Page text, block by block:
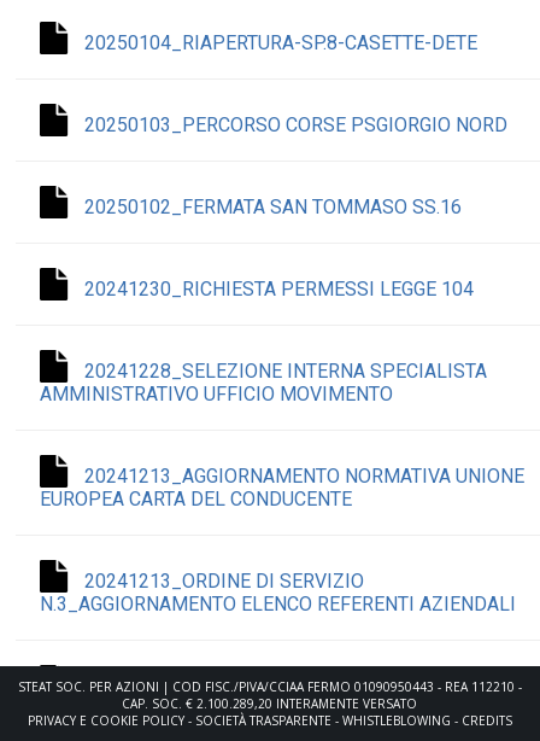
20250104_RIAPERTURA-SP.8-CASETTE-DETE
20250103_PERCORSO CORSE PSGIORGIO NORD
20250102_FERMATA SAN TOMMASO SS.16
20241230_RICHIESTA PERMESSI LEGGE 104
20241228_SELEZIONE INTERNA SPECIALISTA
AMMINISTRATIVO UFFICIO MOVIMENTO
20241213_AGGIORNAMENTO NORMATIVA UNIONE
EUROPEA CARTA DEL CONDUCENTE
20241213_ORDINE DI SERVIZIO
N.3_AGGIORNAMENTO ELENCO REFERENTI AZIENDALI
20241212_DISPONIBILITÀ SERVIZI NOLEGGIO E
LINEA ROMA
STEAT SOC. PER AZIONI | COD FISC./PIVA/CCIAA FERMO 01090950443 - REA 112210 -
CAP. SOC. € 2.100.289,20 INTERAMENTE VERSATO
PRIVACY E COOKIE POLICY- SOCIETÀ TRASPARENTE - WHISTLEBLOWING - CREDITS